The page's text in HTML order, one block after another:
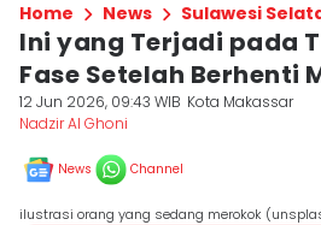
Home News Sulawesi
Ini yang Terjadi pada
Fase Setelah Berhenti
12 Jun 2026, 09:43 WIB Kota Makassar
Nadzir Al Ghoni
News Channel
ilustrasi orang yang sedang merokok